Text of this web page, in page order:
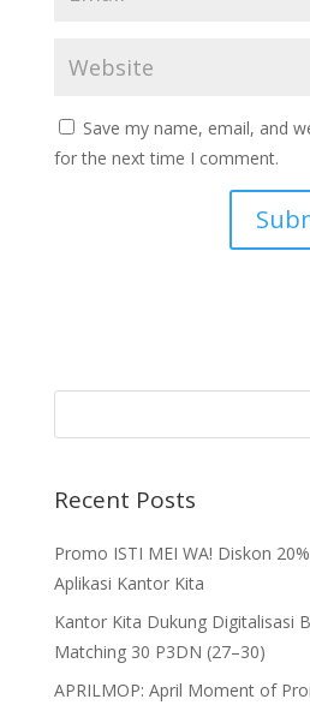
Save my name, email, and
for the next time I comment.
Recent Posts
Promo ISTI MEI WA! Diskon
Aplikasi Kantor Kita
Kantor Kita Dukung Digitalisasi
Matching 30 P3DN (27–30)
APRILMOP: April Moment of